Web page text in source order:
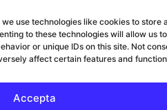
use technologies like cookies to store
to these technologies will allow us to
or unique IDs on this site. Not
affect certain features and
Accepta